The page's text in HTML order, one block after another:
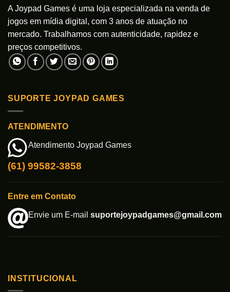
A Joypad Games é uma loja especializada na venda de
jogos em mídia digital, com 3 anos de atuação no
mercado. Trabalhamos com autenticidade, rapidez e
preços competitivos.
SUPORTE JOYPAD GAMES
ATENDIMENTO
Atendimento Joypad Games
(61) 99582-3858
Entre em Contato
Envie um E-mail suportejoypadgames@gmail.com
INSTITUCIONAL